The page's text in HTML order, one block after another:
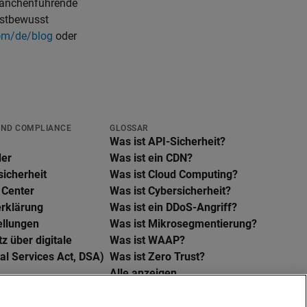
de/blog oder
COMPLIANCE
über digitale
Services Act, DSA)
GLOSSAR
Was ist API-Sicherheit?
Was ist ein CDN?
Was ist Cloud Computing?
Was ist Cybersicherheit?
Was ist ein DDoS-Angriff?
Was ist Mikrosegmentierung?
Was ist WAAP?
Was ist Zero Trust?
Alle anzeigen